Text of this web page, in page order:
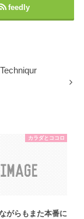
feedly
カラダとココロ
がらもまた本番に